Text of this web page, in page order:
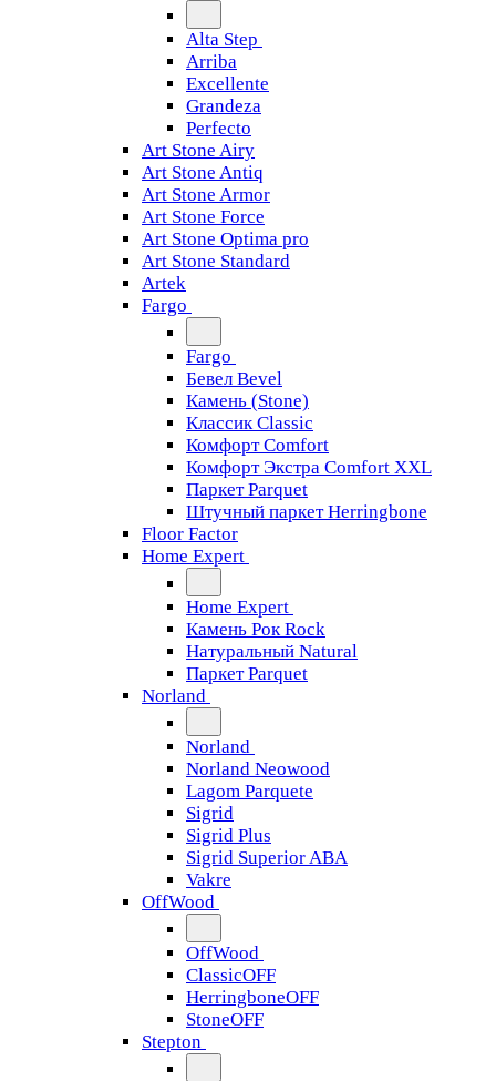
Alta Step
Arriba
Excellente
Grandeza
Perfecto
Art Stone Airy
Art Stone Antiq
Art Stone Armor
Art Stone Force
Art Stone Optima pro
Art Stone Standard
Artek
Fargo
Fargo
Бевел Bevel
Камень (Stone)
Классик Classic
Комфорт Comfort
Комфорт Экстра Comfort XXL
Паркет Parquet
Штучный паркет Herringbone
Floor Factor
Home Expert
Home Expert
Камень Рок Rock
Натуральный Natural
Паркет Parquet
Norland
Norland
Norland Neowood
Lagom Parquete
Sigrid
Sigrid Plus
Sigrid Superior ABA
Vakre
OffWood
OffWood
ClassicOFF
HerringboneOFF
StoneOFF
Stepton